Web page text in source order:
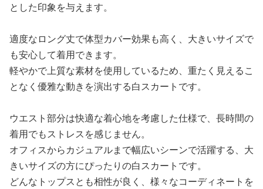
とした印象を与えます。
適度なロング丈で体型カバー効果も高く、大きいサイズで
も安心して着用できます。
軽やかで上質な素材を使用しているため、重たく見えるこ
となく優雅な動きを演出する白スカートです。
ウエスト部分は快適な着心地を考慮した仕様で、長時間の
着用でもストレスを感じません。
オフィスからカジュアルまで幅広いシーンで活躍する、大
きいサイズの方にぴったりの白スカートです。
どんなトップスとも相性が良く、様々なコーディネートを